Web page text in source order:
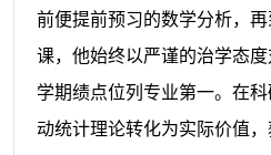
前便提前预习的数学分析，
课，他始终以严谨的治学态
学期绩点位列专业第一。在
动统计理论转化为实际价值